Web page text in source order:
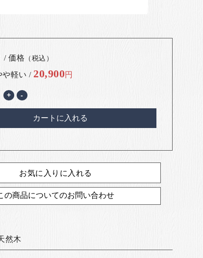
/ 価格 （税込）
や軽い / 20,900円
+ -
カートに入れる
お気に入りに入れる
の商品についてのお問い合わせ
然木